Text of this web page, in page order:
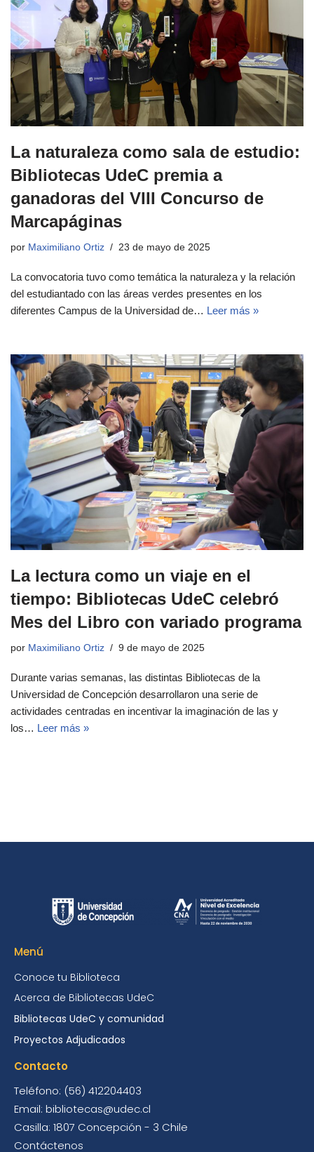
La naturaleza como sala de estudio:
Bibliotecas UdeC premia a
ganadoras del VIII Concurso de
Marcapáginas
por Maximiliano Ortiz 23 de mayo de 2025
La convocatoria tuvo como temática la naturaleza y la relación
del estudiantado con las áreas verdes presentes en los
diferentes Campus de la Universidad de… Leer más »
La lectura como un viaje en el
tiempo: Bibliotecas UdeC celebró
Mes del Libro con variado programa
por Maximiliano Ortiz 9 de mayo de 2025
Durante varias semanas, las distintas Bibliotecas de la
Universidad de Concepción desarrollaron una serie de
actividades centradas en incentivar la imaginación de las y
los… Leer más »
Menú
Conoce tu Biblioteca
Acerca de Bibliotecas UdeC
Bibliotecas UdeC y comunidad
Proyectos Adjudicados
Contacto
Teléfono: (56) 412204403
Email: bibliotecas@udec.cl
Casilla: 1807 Concepción - 3 Chile
Contáctenos